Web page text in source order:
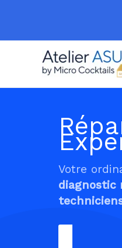
Votre
diagnostic